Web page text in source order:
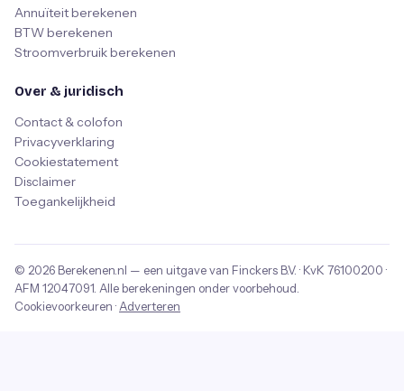
Annuïteit berekenen
BTW berekenen
Stroomverbruik berekenen
Over & juridisch
Contact & colofon
Privacyverklaring
Cookiestatement
Disclaimer
Toegankelijkheid
© 2026 Berekenen.nl — een uitgave van Finckers B.V. · KvK 76100200 ·
AFM 12047091 . Alle berekeningen onder voorbehoud.
Cookievoorkeuren · Adverteren